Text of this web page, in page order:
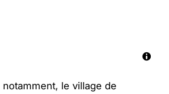
le village de